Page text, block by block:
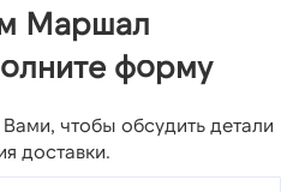
Маршал
форму
чтобы обсудить детали
доставки.